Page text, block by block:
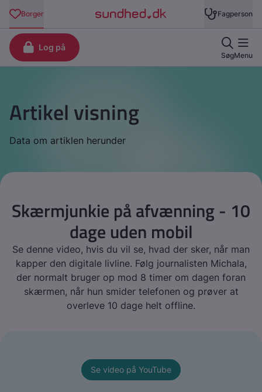
Artikel visning
Data om artiklen herunder
Skærmjunkie på afvænning - 10
dage uden mobil
Se denne video, hvis du vil se, hvad der sker, når man
kapper den digitale livline. Følg journalisten Michala,
der normalt bruger op mod 8 timer om dagen foran
skærmen, når hun smider telefonen og prøver at
overleve 10 dage helt offline.
Se video på YouTube